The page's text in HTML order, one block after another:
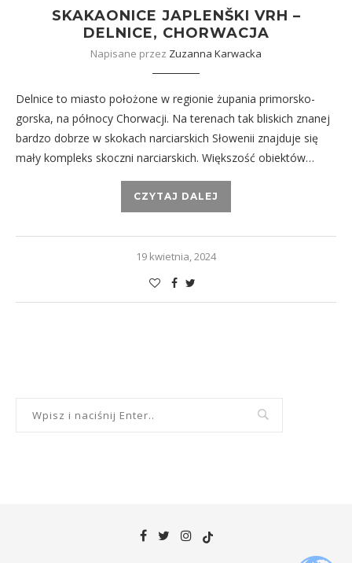
SKAKAONICE JAPLENŠKI VRH –
DELNICE, CHORWACJA
Napisane przez Zuzanna Karwacka
Delnice to miasto położone w regionie żupania primorsko-
gorska, na północy Chorwacji. Na terenach tak bliskich znanej
bardzo dobrze w skokach narciarskich Słowenii znajduje się
mały kompleks skoczni narciarskich. Większość obiektów…
CZYTAJ DALEJ
19 kwietnia, 2024